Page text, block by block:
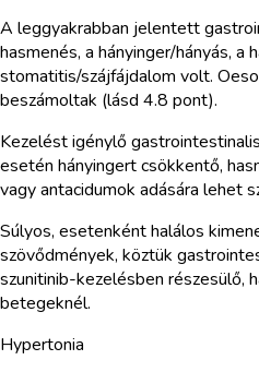
A leggyakrabban jelentett
hasmenés, a hányinger/hányás, a
stomatitis/szájfájdalom volt.
beszámoltak (lásd 4.8 pont).
Kezelést igénylő
esetén hányingert csökkentő,
vagy antacidumok adására lehet
Súlyos, esetenként halálos
szövődmények, köztük
szunitinib-kezelésben részesülő,
betegeknél.
Hypertonia